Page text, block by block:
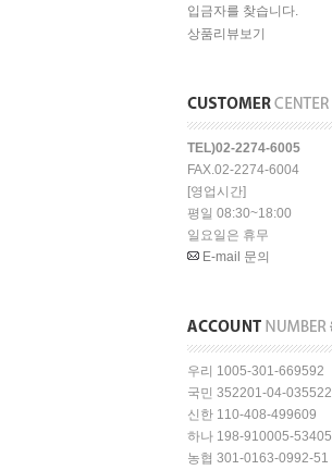
입금자를 찾습니다.
상품리뷰보기
TEL)02-2274-6005
FAX.02-2274-6004
[영업시간]
평일 08:30~18:00
일요일은 휴무
E-mail 문의
우리 1005-301-669592
국민 352201-04-035522
신한 110-408-499609
하나 198-910005-53405
농협 301-0163-0992-51